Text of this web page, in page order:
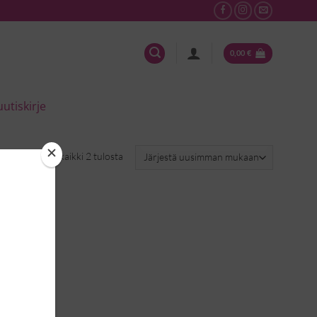
0,00 €
Näytetään kaikki 2 tulosta Sorted